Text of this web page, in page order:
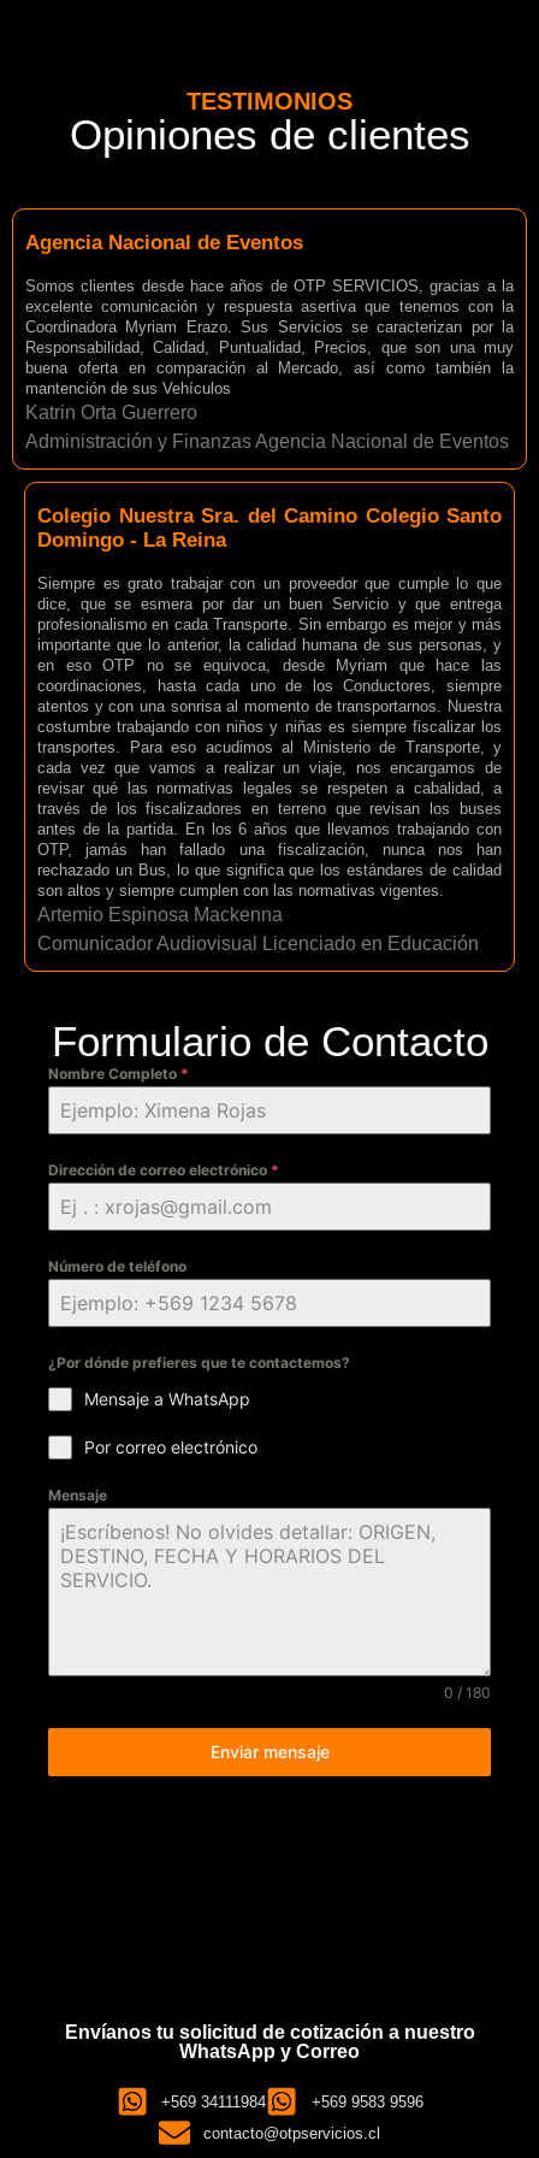
TESTIMONIOS
Opiniones de clientes
Agencia Nacional de Eventos
Somos clientes desde hace años de OTP SERVICIOS, gracias a la
excelente comunicación y respuesta asertiva que tenemos con la
Coordinadora Myriam Erazo. Sus Servicios se caracterizan por la
Responsabilidad, Calidad, Puntualidad, Precios, que son una muy
buena oferta en comparación al Mercado, así como también la
mantención de sus Vehículos
Katrin Orta Guerrero
Administración y Finanzas Agencia Nacional de Eventos
Colegio Nuestra Sra. del Camino Colegio Santo
Domingo - La Reina
Siempre es grato trabajar con un proveedor que cumple lo que
dice, que se esmera por dar un buen Servicio y que entrega
profesionalismo en cada Transporte. Sin embargo es mejor y más
importante que lo anterior, la calidad humana de sus personas, y
en eso OTP no se equivoca, desde Myriam que hace las
coordinaciones, hasta cada uno de los Conductores, siempre
atentos y con una sonrisa al momento de transportarnos. Nuestra
costumbre trabajando con niños y niñas es siempre fiscalizar los
transportes. Para eso acudimos al Ministerio de Transporte, y
cada vez que vamos a realizar un viaje, nos encargamos de
revisar qué las normativas legales se respeten a cabalidad, a
través de los fiscalizadores en terreno que revisan los buses
antes de la partida. En los 6 años que llevamos trabajando con
OTP, jamás han fallado una fiscalización, nunca nos han
rechazado un Bus, lo que significa que los estándares de calidad
son altos y siempre cumplen con las normativas vigentes.
Artemio Espinosa Mackenna
Comunicador Audiovisual Licenciado en Educación
Formulario de Contacto
Nombre Completo *
Dirección de correo electrónico *
Número de teléfono
¿Por dónde prefieres que te contactemos?
Mensaje a WhatsApp
Por correo electrónico
Mensaje
0 / 180
Enviar mensaje
Envíanos tu solicitud de cotización a nuestro
WhatsApp y Correo
+569 34111984
+569 9583 9596
contacto@otpservicios.cl